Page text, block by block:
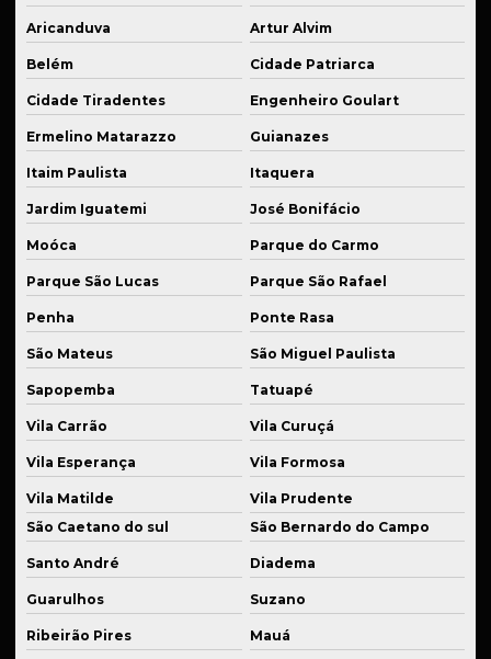
Recuperação de peças de reposição
Reparo de máquinas industriais
Roletes de carga
Roletes industriais sob medida
Rolos de tração
Serviço de solda
Serviços de soldagem para indústria
Serviços de usinagem
Sistema de suspensão automotiva
Sistema de suspensão automotiva especial
Sistema de suspensão veicular
Solda de alta precisão industrial
Solda de alumínio
Solda de alumínio industrial
Solda de bronze
Aricanduva Artur Alvim
Belém Cidade Patriarca
Cidade Tiradentes Engenheiro Goulart
Ermelino Matarazzo Guianazes
Itaim Paulista Itaquera
Jardim Iguatemi José Bonifácio
Moóca Parque do Carmo
Parque São Lucas Parque São Rafael
Penha Ponte Rasa
São Mateus São Miguel Paulista
Sapopemba Tatuapé
Vila Carrão Vila Curuçá
Vila Esperança Vila Formosa
Vila Matilde
Vila Prudente
São Caetano do sul
São Bernardo do Campo
Santo André Diadema
Guarulhos Suzano
Ribeirão Pires Mauá